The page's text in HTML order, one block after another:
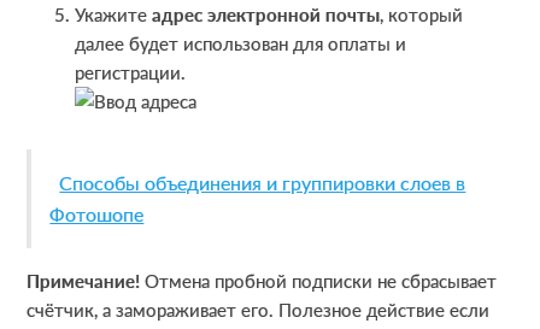
Укажитеадрес электронной почты, который
далее будет использован для оплаты и
регистрации.
Способы объединения и группировки слоев в
Фотошопе
Примечание!Отмена пробной подписки не сбрасывает
счётчик, а замораживает его. Полезное действие если